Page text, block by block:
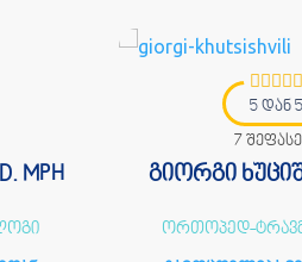
MPH
5 დან 5
7
გიორგი
ორთოპედ-